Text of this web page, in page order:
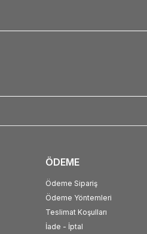
ÖDEME
Ödeme Sipariş
Ödeme Yöntemleri
Teslimat Koşulları
İade - İptal